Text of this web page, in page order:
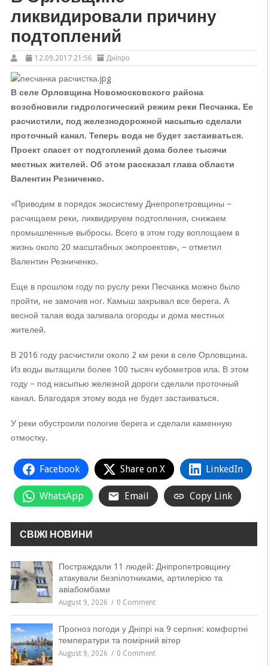
ликвидировали причину
подтоплений
12.09.2017 21:56 Дніпро
В селе Орловщина Новомосковского района
возобновили гидрологический режим реки Песчанка. Ее
расчистили, под железнодорожной насыпью сделали
проточный канал. Теперь вода не будет застаиваться.
Проект спасет от подтоплений дома более тысячи
местных жителей. Об этом рассказал глава области
Валентин Резниченко.
«Приводим в порядок экосистему Днепропетровщины –
расчищаем реки, ликвидируем подтопления, снижаем
промышленные выбросы. Всего в этом году воплощаем в
жизнь около 20 масштабных экопроектов», – отметил
Валентин Резниченко.
Еще в прошлом году по руслу реки Песчанка можно было
пройти, не замочив ног. Камыш закрывал все берега. А
весной талая вода заливала огороды и дома местных
жителей.
В 2016 году расчистили около 2 км реки в селе Орловщина.
Из воды вытащили более 100 тысяч кубометров ила. В этом
году – под насыпью железной дороги сделали проточный
канал. Благодаря этому вода не будет застаиваться.
У реки обустроили пологие берега и сделали каменную
отмостку.
Facebook Share on X LinkedIn
WhatsApp Email Copy Link
СВІЖІ НОВИНИ
Постраждали 11 людей: Дніпропетровщину
атакували безпілотниками, артилерією та
авіабомбами
August 9, 2026 0 Comment
Прогноз погоди у Дніпрі на 9 серпня: комфортні
температури та помірний вітер
August 9, 2026 0 Comment